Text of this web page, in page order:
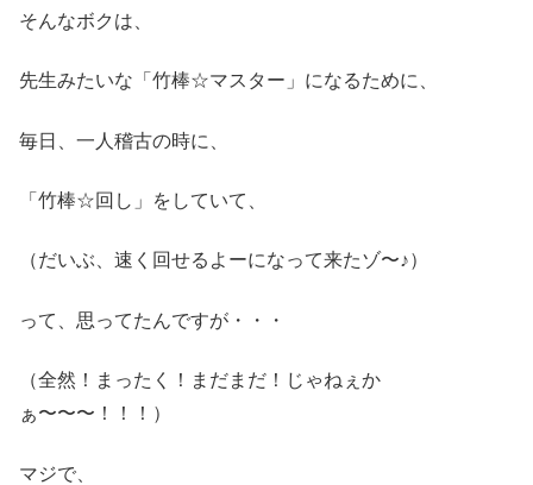
そんなボクは、
先生みたいな「竹棒☆マスター」になるために、
毎日、一人稽古の時に、
「竹棒☆回し」をしていて、
（だいぶ、速く回せるよーになって来たゾ〜♪）
って、思ってたんですが・・・
（全然！まったく！まだまだ！じゃねぇか
ぁ〜〜〜！！！）
マジで、